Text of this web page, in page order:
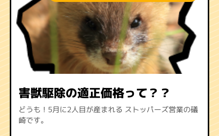
害獣駆除の適正価格って？？
どうも！5月に2人目が産まれる ストッパーズ営業の礒
崎です。